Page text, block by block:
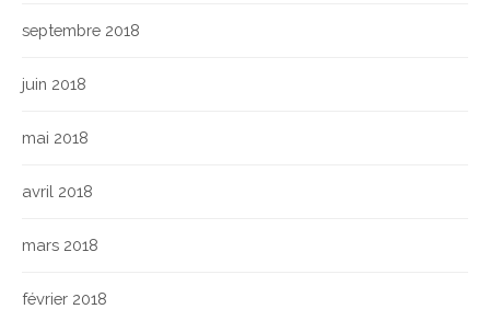
septembre 2018
juin 2018
mai 2018
avril 2018
mars 2018
février 2018